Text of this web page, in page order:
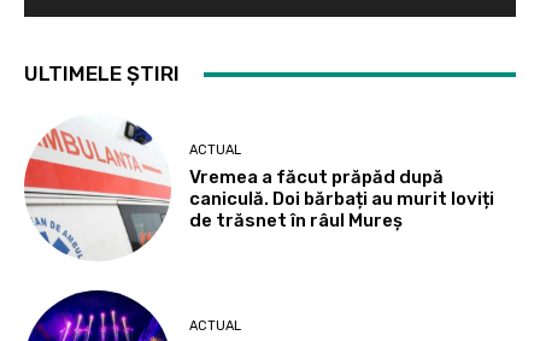
ULTIMELE ȘTIRI
ACTUAL
Vremea a făcut prăpăd după
caniculă. Doi bărbați au murit loviți
de trăsnet în râul Mureș
ACTUAL